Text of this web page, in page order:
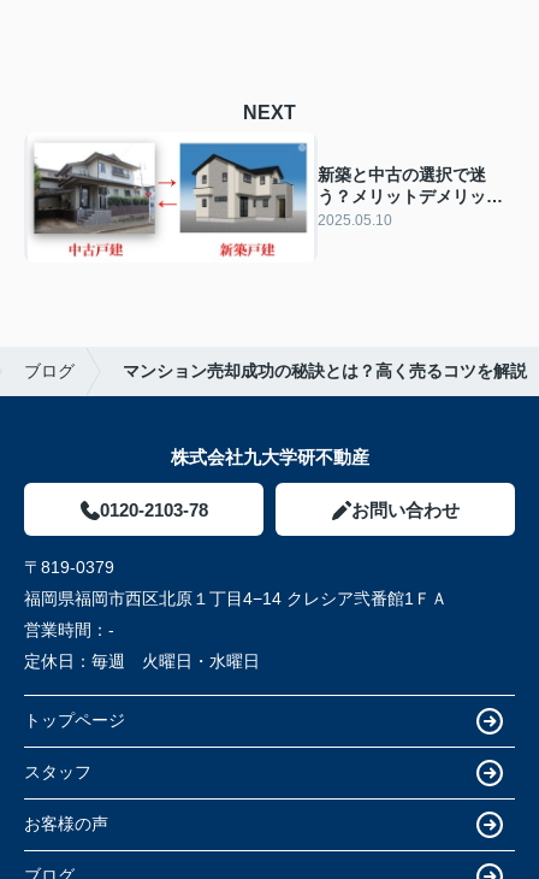
NEXT
新築と中古の選択で迷
う？メリットデメリット
を解説
2025.05.10
ブログ マンション売却成功の秘訣とは？高く売るコツを解説
株式会社九大学研不動産
0120-2103-78 お問い合わせ
〒819-0379
福岡県福岡市西区北原１丁目4−14 クレシア弐番館1ＦＡ
営業時間： -
定休日： 毎週 火曜日・水曜日
トップページ
スタッフ
お客様の声